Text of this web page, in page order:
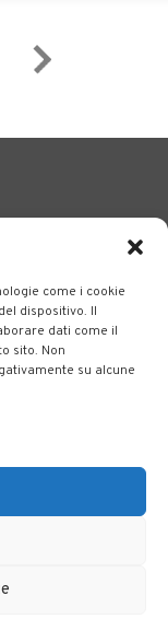
come i cookie
dispositivo. Il
dati come il
sito. Non
su alcune
Consortili
il territorio